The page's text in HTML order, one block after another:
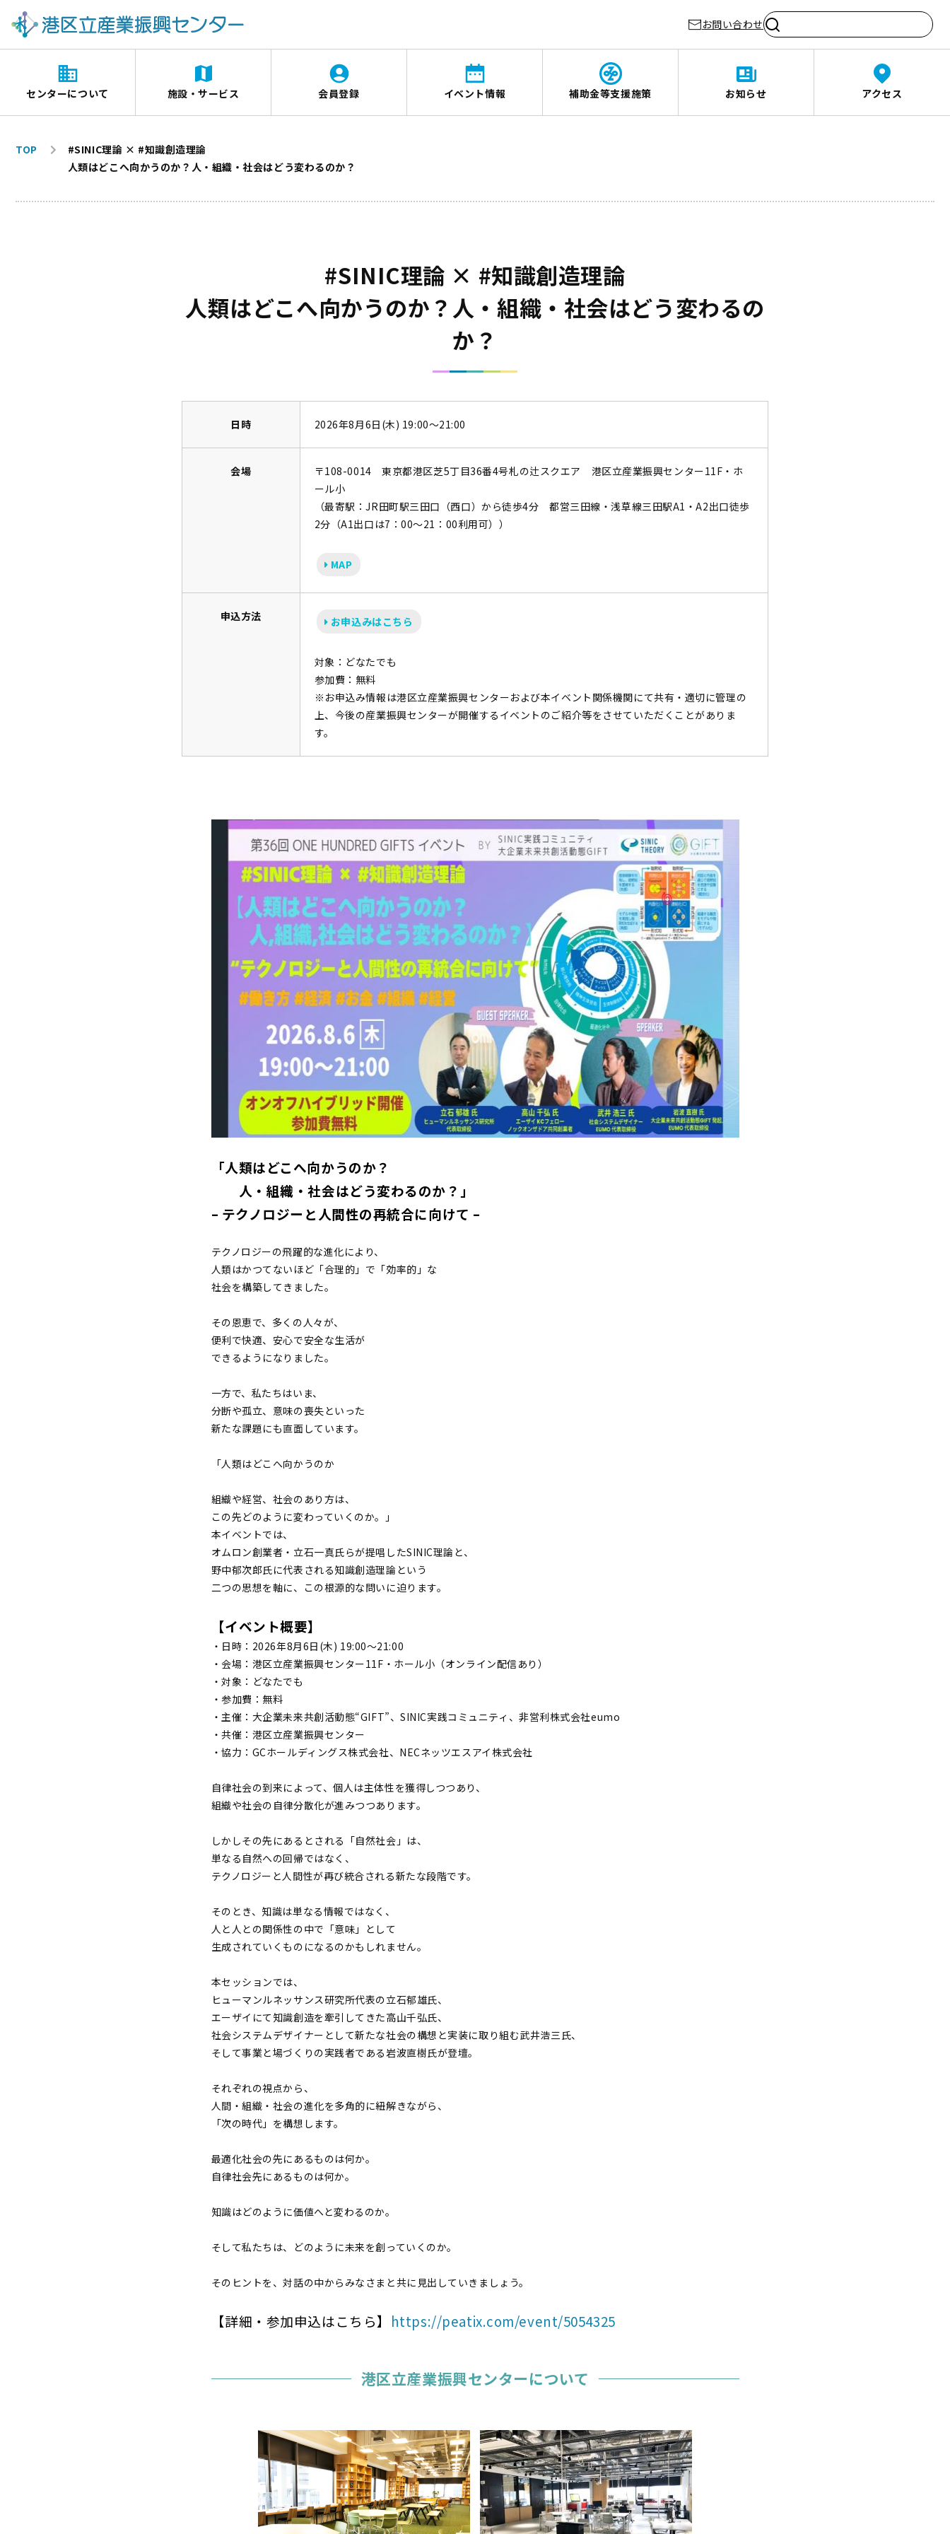
お問い合わせ
センターについて 施設・サービス 会員登録 イベント情報 補助金等支援施策 お知らせ アクセス
TOP
#SINIC理論 × #知識創造理論
人類はどこへ向かうのか？人・組織・社会はどう変わるのか？
#SINIC理論 × #知識創造理論
人類はどこへ向かうのか？人・組織・社会はどう変わるの
か？
日時 2026年8月6日(木) 19:00～21:00
会場
〒108-0014 東京都港区芝5丁目36番4号札の辻スクエア 港区立産業振興センター11F・ホ
ール小
（最寄駅：JR田町駅三田口（西口）から徒歩4分 都営三田線・浅草線三田駅A1・A2出口徒歩
2分（A1出口は7：00～21：00利用可））
MAP
申込方法 お申込みはこちら
対象：どなたでも
参加費：無料
※お申込み情報は港区立産業振興センターおよび本イベント関係機関にて共有・適切に管理の
上、今後の産業振興センターが開催するイベントのご紹介等をさせていただくことがありま
す。
「人類はどこへ向かうのか？
人・組織・社会はどう変わるのか？」
– テクノロジーと人間性の再統合に向けて –
テクノロジーの飛躍的な進化により、
人類はかつてないほど「合理的」で「効率的」な
社会を構築してきました。
その恩恵で、多くの人々が、
便利で快適、安心で安全な生活が
できるようになりました。
一方で、私たちはいま、
分断や孤立、意味の喪失といった
新たな課題にも直面しています。
「人類はどこへ向かうのか
組織や経営、社会のあり方は、
この先どのように変わっていくのか。」
本イベントでは、
オムロン創業者・立石一真氏らが提唱したSINIC理論と、
野中郁次郎氏に代表される知識創造理論という
二つの思想を軸に、この根源的な問いに迫ります。
【イベント概要】
・日時：2026年8月6日(木) 19:00〜21:00
・会場：港区立産業振興センター11F・ホール小（オンライン配信あり）
・対象：どなたでも
・参加費：無料
・主催：大企業未来共創活動態“GIFT”、SINIC実践コミュニティ、非営利株式会社eumo
・共催：港区立産業振興センター
・協力：GCホールディングス株式会社、NECネッツエスアイ株式会社
自律社会の到来によって、個人は主体性を獲得しつつあり、
組織や社会の自律分散化が進みつつあります。
しかしその先にあるとされる「自然社会」は、
単なる自然への回帰ではなく、
テクノロジーと人間性が再び統合される新たな段階です。
そのとき、知識は単なる情報ではなく、
人と人との関係性の中で「意味」として
生成されていくものになるのかもしれません。
本セッションでは、
ヒューマンルネッサンス研究所代表の立石郁雄氏、
エーザイにて知識創造を牽引してきた高山千弘氏、
社会システムデザイナーとして新たな社会の構想と実装に取り組む武井浩三氏、
そして事業と場づくりの実践者である岩波直樹氏が登壇。
それぞれの視点から、
人間・組織・社会の進化を多角的に紐解きながら、
「次の時代」を構想します。
最適化社会の先にあるものは何か。
自律社会先にあるものは何か。
知識はどのように価値へと変わるのか。
そして私たちは、どのように未来を創っていくのか。
そのヒントを、対話の中からみなさまと共に見出していきましょう。
【詳細・参加申込はこちら】 https://peatix.com/event/5054325
港区立産業振興センターについて